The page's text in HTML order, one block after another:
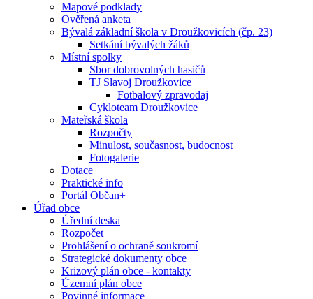
Mapové podklady
Ověřená anketa
Bývalá základní škola v Droužkovicích (čp. 23)
Setkání bývalých žáků
Místní spolky
Sbor dobrovolných hasičů
TJ Slavoj Droužkovice
Fotbalový zpravodaj
Cykloteam Droužkovice
Mateřská škola
Rozpočty
Minulost, současnost, budocnost
Fotogalerie
Dotace
Praktické info
Portál Občan+
Úřad obce
Úřední deska
Rozpočet
Prohlášení o ochraně soukromí
Strategické dokumenty obce
Krizový plán obce - kontakty
Územní plán obce
Povinné informace